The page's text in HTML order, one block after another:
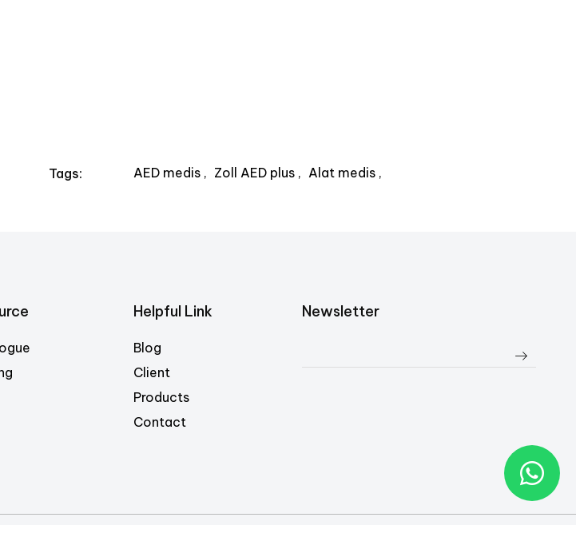
Tags: AED medis Zoll AED plus Alat medis
Helpful Link
Blog
Client
Products
Contact
Newsletter